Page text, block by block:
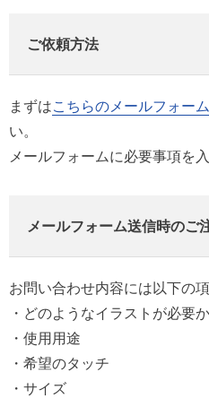
ご依頼方法
まずはこちらのメールフォーム
い。
メールフォームに必要事項を
メールフォーム送信時のご
お問い合わせ内容には以下の
・どのようなイラストが必要か
・使用用途
・希望のタッチ
・サイズ